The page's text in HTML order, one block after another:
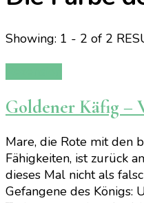
Showing: 1 - 2 of 2
Goldener Käfig –
Mare, die Rote mit den
Fähigkeiten, ist zurück
dieses Mal nicht als
Gefangene des Königs: